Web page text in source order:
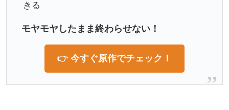
きる
モヤモヤしたまま終わらせない！
👉 今すぐ原作でチェック！